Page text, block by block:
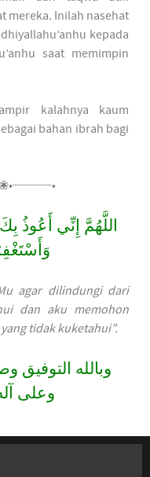
mereka. Inilah nasehat
kepada
saat memimpin
kalahnya kaum
bahan ibrah bagi
اللَّهُمَّ إِنِّي أَعُوذُ
agar dilindungi dari
dan aku memohon
tidak kuketahui”.
وبالله التوفيق
وعلى